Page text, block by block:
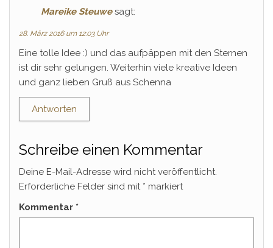
Mareike Steuwe sagt:
28. März 2016 um 12:03 Uhr
Eine tolle Idee :) und das aufpäppen mit den Sternen
ist dir sehr gelungen. Weiterhin viele kreative Ideen
und ganz lieben Gruß aus Schenna
Antworten
Schreibe einen Kommentar
Deine E-Mail-Adresse wird nicht veröffentlicht.
Erforderliche Felder sind mit * markiert
Kommentar *